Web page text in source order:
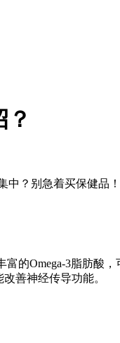
中？别急着买保健品
的Omega-3脂肪酸
善神经传导功能。